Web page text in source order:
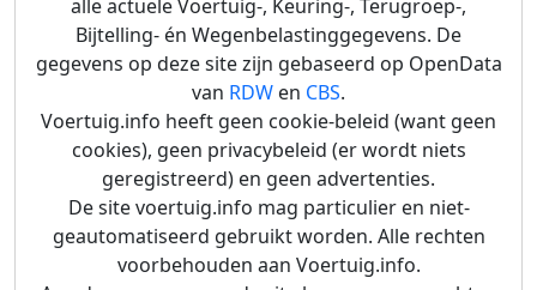
alle actuele Voertuig-, Keuring-, Terugroep-,
Bijtelling- én Wegenbelastinggegevens. De
gegevens op deze site zijn gebaseerd op OpenData
van RDW en CBS.
Voertuig.info heeft geen cookie-beleid (want geen
cookies), geen privacybeleid (er wordt niets
geregistreerd) en geen advertenties.
De site voertuig.info mag particulier en niet-
geautomatiseerd gebruikt worden. Alle rechten
voorbehouden aan Voertuig.info.